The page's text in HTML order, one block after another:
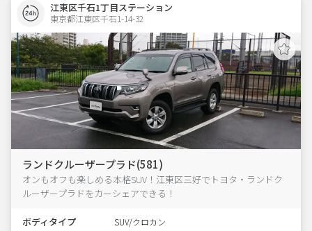
江東区千石1丁目ステーション
東京都江東区千石1-14-32
ランドクルーザープラド(581)
オンもオフも楽しめる本格SUV！江東区三好でトヨタ・ランドク
ルーザープラドをカーシェアできる！
ボディタイプ SUV/クロカン